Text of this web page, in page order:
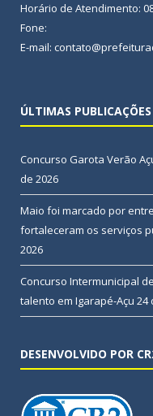
Horário de Atendimento:
Fone:
E-mail:
ÚLTIMAS PUBLICAÇÕES
Concurso Garota Verão
de 2026
Maio foi marcado por
fortaleceram os serviços
2026
Concurso Intermunicipal
talento em Igarapé-Açu 24
DESENVOLVIDO POR